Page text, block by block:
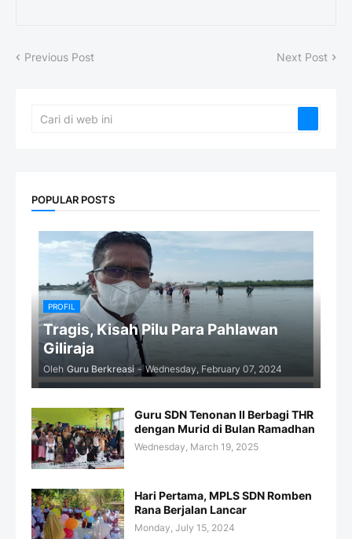
Previous Post Next Post
POPULAR POSTS
PROFIL
Tragis, Kisah Pilu Para Pahlawan
Giliraja
Oleh Guru Berkreasi - Wednesday, February 07, 2024
Guru SDN Tenonan II Berbagi THR
dengan Murid di Bulan Ramadhan
Wednesday, March 19, 2025
Hari Pertama, MPLS SDN Romben
Rana Berjalan Lancar
Monday, July 15, 2024